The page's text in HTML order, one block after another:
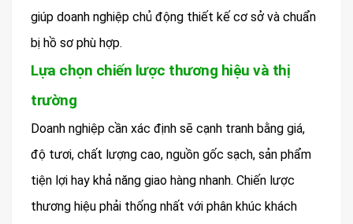
giúp doanh nghiệp chủ động thiết kế cơ sở và chuẩn
bị hồ sơ phù hợp.
Lựa chọn chiến lược thương hiệu và thị
trường
Doanh nghiệp cần xác định sẽ cạnh tranh bằng giá,
độ tươi, chất lượng cao, nguồn gốc sạch, sản phẩm
tiện lợi hay khả năng giao hàng nhanh. Chiến lược
thương hiệu phải thống nhất với phân khúc khách